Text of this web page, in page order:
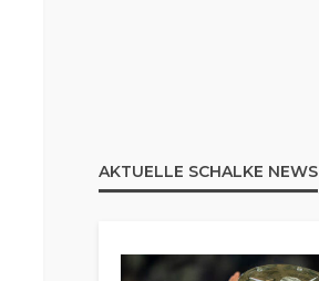
AKTUELLE SCHALKE NEWS